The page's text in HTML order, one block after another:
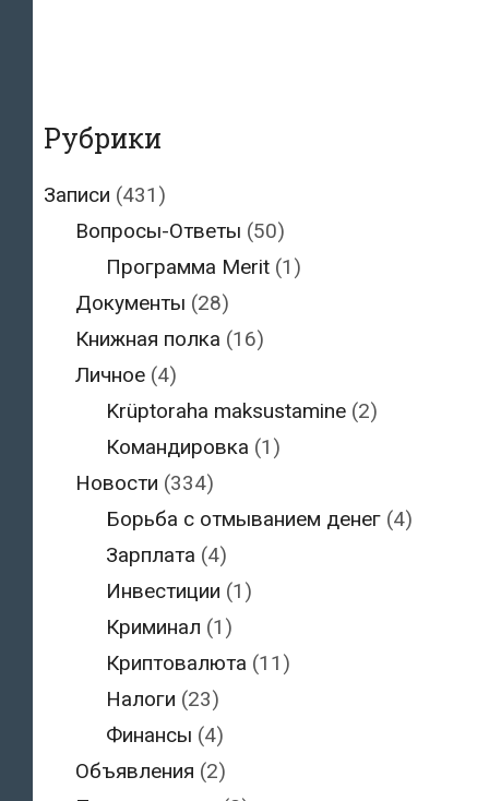
Рубрики
Записи (431)
Вопросы-Ответы (50)
Программа Merit (1)
Документы (28)
Книжная полка (16)
Личное(4)
Krüptoraha maksustamine (2)
Командировка (1)
Новости (334)
Борьба с отмыванием денег (4)
Зарплата (4)
Инвестиции (1)
Криминал (1)
Криптовалюта (11)
Налоги (23)
Финансы (4)
Объявления (2)